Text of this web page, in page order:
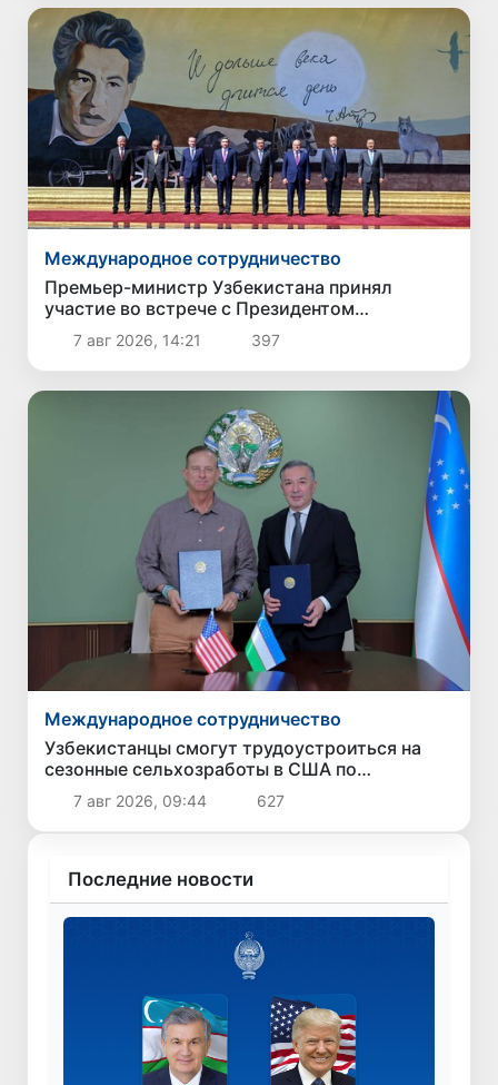
Международное сотрудничество
Премьер-министр Узбекистана принял
участие во встрече с Президентом
Кыргызстана в рамках мероприятий ЕАЭС
7 авг 2026, 14:21 397
Международное сотрудничество
Узбекистанцы смогут трудоустроиться на
сезонные сельхозработы в США по
программе H-2A
7 авг 2026, 09:44 627
Последние новости